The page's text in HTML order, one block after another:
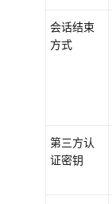
会话结束
方式
第三方认
证密钥